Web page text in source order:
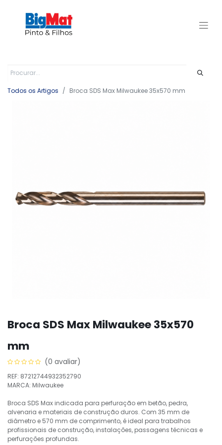
Todos os Artigos Broca SDS Max Milwaukee 35x570 mm
Broca SDS Max Milwaukee 35x570
mm
(0 avaliar)
REF: 87212744932352790
MARCA: Milwaukee
Broca SDS Max indicada para perfuração em betão, pedra,
alvenaria e materiais de construção duros. Com 35 mm de
diâmetro e 570 mm de comprimento, é ideal para trabalhos
profissionais de construção, instalações, passagens técnicas e
perfurações profundas.